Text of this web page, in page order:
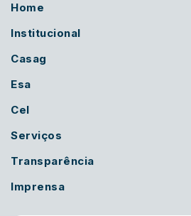
Home
Institucional
Casag
Esa
Cel
Serviços
Transparência
Imprensa